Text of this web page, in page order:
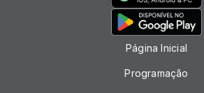
Página Inicial
Programação